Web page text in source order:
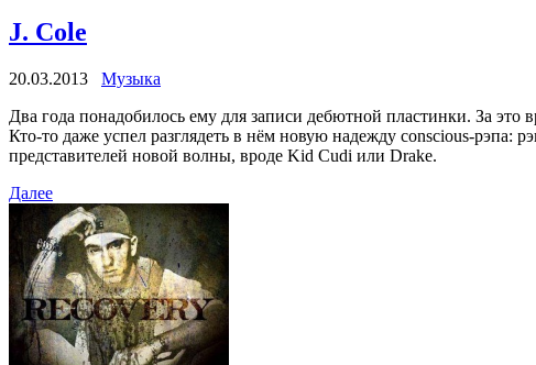
J. Cole
20.03.2013
Музыка
Два года понадобилось ему для записи дебютной пластинки. За это
Кто-то даже успел разглядеть в нём новую надежду conscious-
представителей новой волны, вроде Kid Cudi или Drake.
Далее